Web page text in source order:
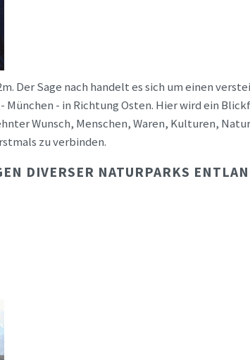
Der Sage nach handelt es sich um einen
München - in Richtung Osten. Hier wird ein
Wunsch, Menschen, Waren, Kulturen,
zu verbinden.
DIVERSER NATURPARKS